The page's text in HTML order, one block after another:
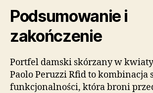
Podsumowanie i
zakończenie
Portfel damski skórzany w
Paolo Peruzzi Rfid to kombinacja
funkcjonalności, która broni